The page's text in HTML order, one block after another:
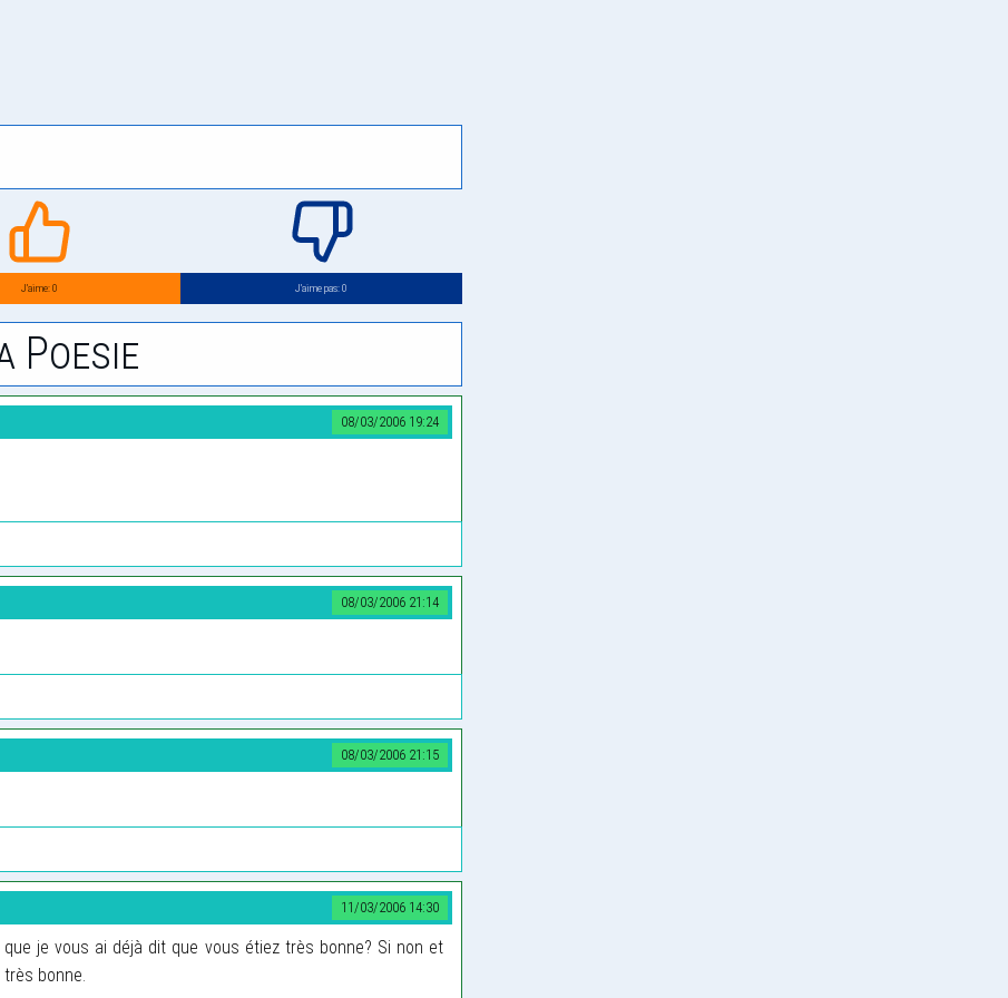
J’aime: 0 J’aime pas: 0
Poesie
08/03/2006 19:24
08/03/2006 21:14
08/03/2006 21:15
11/03/2006 14:30
que je vous ai déjà dit que vous étiez très bonne? Si non et
bonne.